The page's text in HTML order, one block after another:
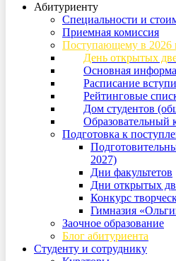
Абитуриенту
Специальности и
Приемная комиссия
Поступающему в 2026
День открытых
Основная
Расписание
Рейтинговые
Дом студентов
Образовательный
Подготовка к
2027)
Дни факультетов
Дни открытых
Конкурс
Гимназия
Заочное образование
Блог абитуриента
Студенту и сотруднику